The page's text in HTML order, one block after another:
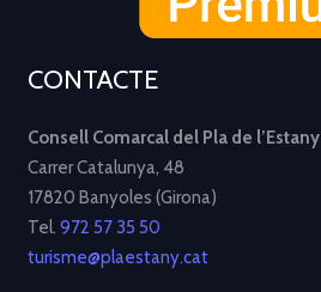
CONTACTE
Consell Comarcal del Pla de l’Estany
Carrer Catalunya, 48
17820 Banyoles (Girona)
Tel. 972 57 35 50
turisme@plaestany.cat